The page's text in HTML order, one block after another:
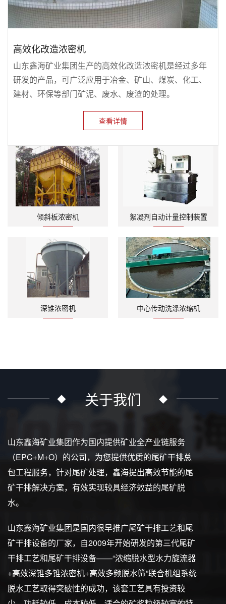
高效化改造浓密机
山东鑫海矿业集团生产的高效化改造浓密机是经过多年
研发的产品，可广泛应用于冶金、矿山、煤炭、化工、
建材、环保等部门矿泥、废水、废渣的处理。
查看详情
倾斜板浓密机
深锥浓密机
絮凝剂自动计量控制装置
中心传动洗涤浓缩机
关于我们
山东鑫海矿业集团作为国内提供矿业全产业链服务
（EPC+M+O）的公司，为您提供优质的尾矿干排总
包工程服务，针对尾矿处理，鑫海提出高效节能的尾
矿干排解决方案，有效实现较具经济效益的尾矿脱
水。
山东鑫海矿业集团是国内很早推广尾矿干排工艺和尾
矿干排设备的厂家，自2009年开始研发的第三代尾矿
干排工艺和尾矿干排设备——“浓缩脱水型水力旋流器
+高效深锥多锥浓密机+高效多频脱水筛”联合机组系统
脱水工艺取得突破性的成功，该套工艺具有投资较